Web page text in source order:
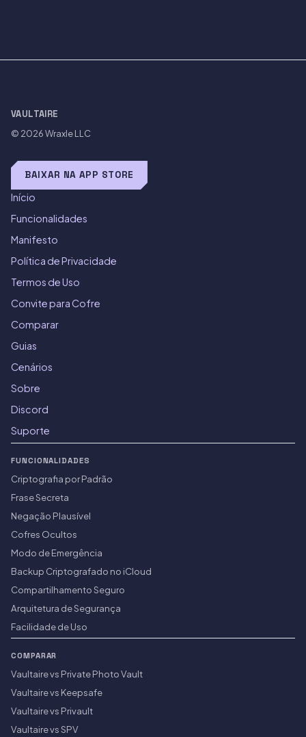
VAULTAIRE
© 2026Wraxle LLC
BAIXAR NA APP STORE
Início
Funcionalidades
Manifesto
Política de Privacidade
Termos de Uso
Convite para Cofre
Comparar
Guias
Cenários
Sobre
Discord
Suporte
FUNCIONALIDADES
Criptografia por Padrão
Frase Secreta
Negação Plausível
Cofres Ocultos
Modo de Emergência
Backup Criptografado no iCloud
Compartilhamento Seguro
Arquitetura de Segurança
Facilidade de Uso
COMPARAR
Vaultaire vs Private Photo Vault
Vaultaire vs Keepsafe
Vaultaire vs Privault
Vaultaire vs SPV